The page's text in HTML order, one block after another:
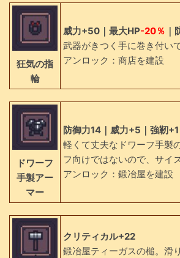
狂気の指
輪
威力+50｜最大HP-20％
武器がきつく手に巻き付い
アンロック：商店を建設
ドワーフ
手製アー
マー
防御力14｜威力+5｜強靭+1
軽くて丈夫なドワーフ手製
フ向けではないので、サイ
アンロック：鍛冶屋を建設
クリティカル+22
鍛冶屋ティーガスの槌。滑